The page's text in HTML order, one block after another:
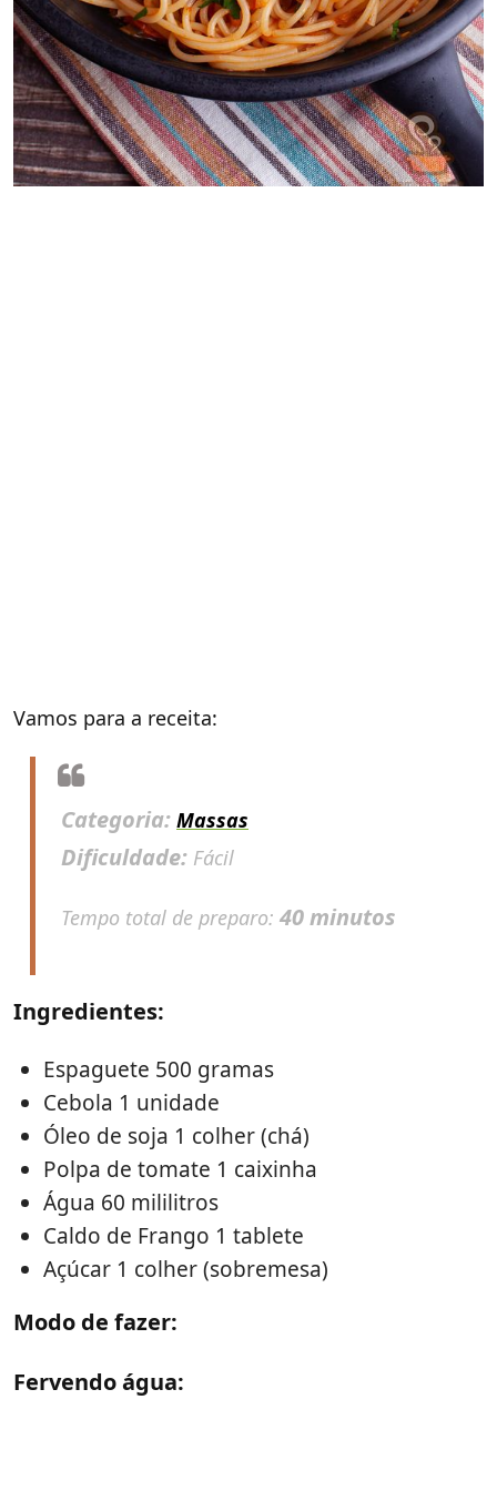
Vamos para a receita:
Categoria: Massas
Dificuldade: Fácil
Tempo total de preparo: 40 minutos
Ingredientes:
Espaguete 500 gramas
Cebola 1 unidade
Óleo de soja 1 colher (chá)
Polpa de tomate 1 caixinha
Água 60 mililitros
Caldo de Frango 1 tablete
Açúcar 1 colher (sobremesa)
Modo de fazer:
Fervendo água: